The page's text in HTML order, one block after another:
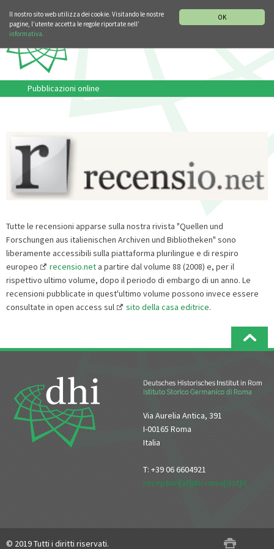
OK
Il nostro sito web utilizza dei cookie. Visitando le nostre
pagine, l’utente accetta le regole riportate nell’
informativa.
Pubblicazioni online
Tutte le recensioni apparse sulla nostra rivista "Quellen und
Forschungen aus italienischen Archiven und Bibliotheken" sono
liberamente accessibili sulla piattaforma plurilingue e di respiro
europeo
recensio.net a partire dal volume 88 (2008) e, per il
rispettivo ultimo volume, dopo il periodo di embargo di un anno. Le
recensioni pubblicate in quest'ultimo volume possono invece essere
consultate in open access sul
sito della casa editrice.
Via Aurelia Antica, 391
I-00165 Roma
Italia
T: +39 06 6604921
reception[at]dhi-roma[dot]it
© 2019 Tutti i diritti riservati.